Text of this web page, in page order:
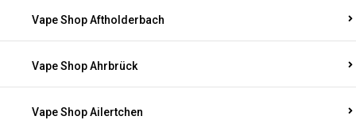
Vape Shop Aftholderbach
Vape Shop Ahrbrück
Vape Shop Ailertchen